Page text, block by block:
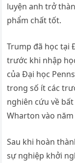
luyện anh trở
phẩm chất tốt.
Trump đã học tại
trước khi nhập
của Đại học
trong số ít các
nghiên cứu về
Wharton vào
Sau khi hoàn
sự nghiệp khởi